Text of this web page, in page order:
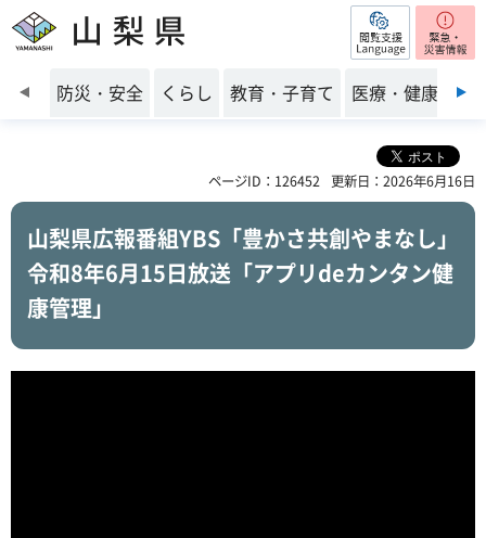
山梨県 閲覧支援
前のスライドを表示
防災・安全 くらし 教育・子育て 医療・健康・福
ページID：126452 更新日：2026年6月16日
山梨県広報番組YBS「豊かさ共創やまなし」
令和8年6月15日放送「アプリdeカンタン健
康管理」